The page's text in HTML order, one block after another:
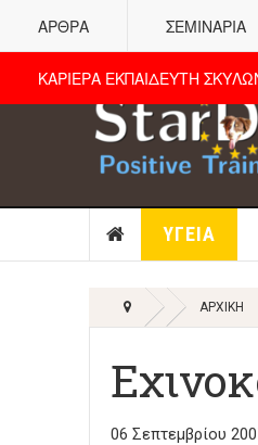
ΑΡΘΡΑ ΣΕΜΙΝΑΡΙΑ
ΚΑΡΙΕΡΑ ΕΚΠΑΙΔΕΥΤΗ
ΥΓΕΊΑ
ΑΡΧΙΚΉ
06 Σεπτεμβρίου